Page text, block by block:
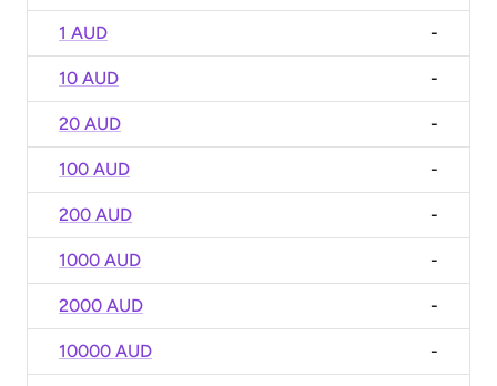
1 AUD -
10 AUD -
20 AUD -
100 AUD -
200 AUD -
1000 AUD -
2000 AUD -
10000 AUD -